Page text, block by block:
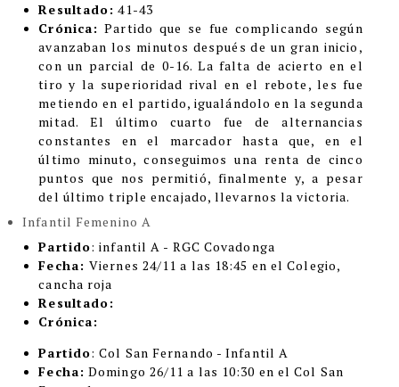
Resultado: 41-43
Crónica: Partido que se fue complicando según
avanzaban los minutos después de un gran inicio,
con un parcial de 0-16. La falta de acierto en el
tiro y la superioridad rival en el rebote, les fue
metiendo en el partido, igualándolo en la segunda
mitad. El último cuarto fue de alternancias
constantes en el marcador hasta que, en el
último minuto, conseguimos una renta de cinco
puntos que nos permitió, finalmente y, a pesar
del último triple encajado, llevarnos la victoria.
Infantil Femenino A
Partido: infantil A - RGC Covadonga
Fecha:Viernes 24/11 a las 18:45 en el Colegio,
cancha roja
Resultado:
Crónica:
Partido: Col San Fernando - Infantil A
Fecha: Domingo 26/11 a las 10:30 en el Col San